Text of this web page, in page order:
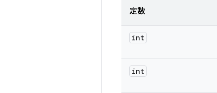
定数
int
int